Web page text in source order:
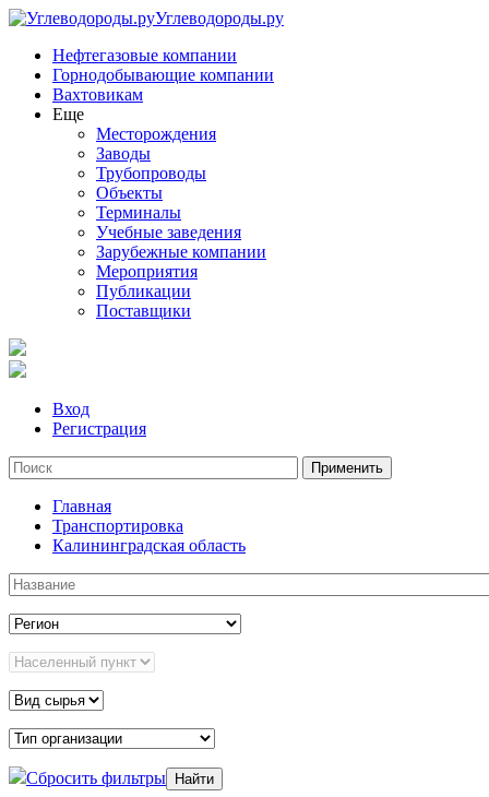
Углеводороды.ру
Нефтегазовые компании
Горнодобывающие компании
Вахтовикам
Еще
Месторождения
Заводы
Трубопроводы
Объекты
Терминалы
Учебные заведения
Зарубежные компании
Мероприятия
Публикации
Поставщики
Вход
Регистрация
Главная
Транспортировка
Калининградская область
Сбросить фильтры